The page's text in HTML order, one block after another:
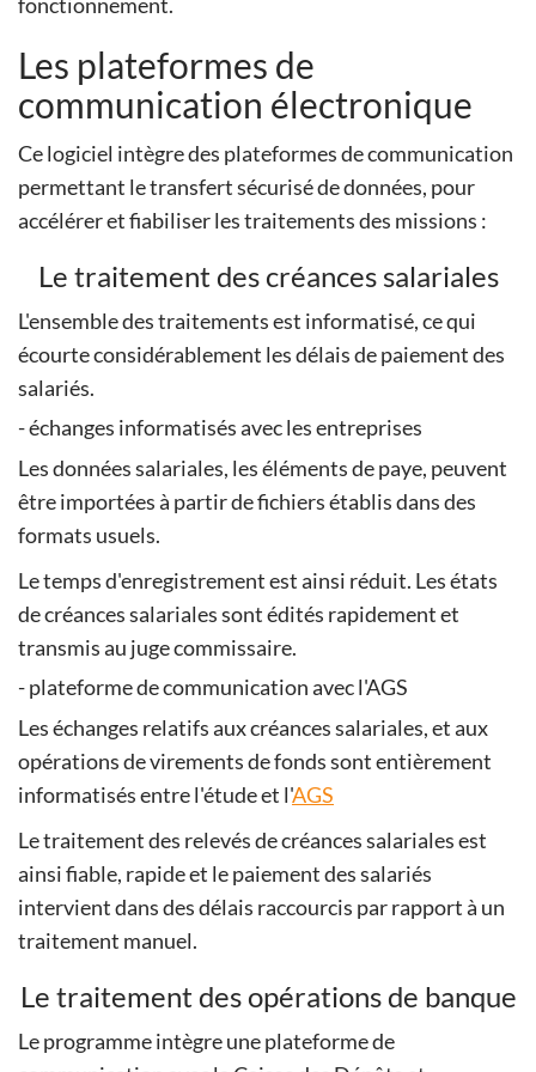
Les plateformes de
communication électronique
Ce logiciel intègre des plateformes de communication
permettant le transfert sécurisé de données, pour
accélérer et fiabiliser les traitements des missions :
Le traitement des créances salariales
L'ensemble des traitements est informatisé, ce qui
écourte considérablement les délais de paiement des
salariés.
- échanges informatisés avec les entreprises
Les données salariales, les éléments de paye, peuvent
être importées à partir de fichiers établis dans des
formats usuels.
Le temps d'enregistrement est ainsi réduit. Les états
de créances salariales sont édités rapidement et
transmis au juge commissaire.
- plateforme de communication avec l'AGS
Les échanges relatifs aux créances salariales, et aux
opérations de virements de fonds sont entièrement
informatisés entre l'étude et l'AGS
Le traitement des relevés de créances salariales est
ainsi fiable, rapide et le paiement des salariés
intervient dans des délais raccourcis par rapport à un
traitement manuel.
Le traitement des opérations de banque
Le programme intègre une plateforme de